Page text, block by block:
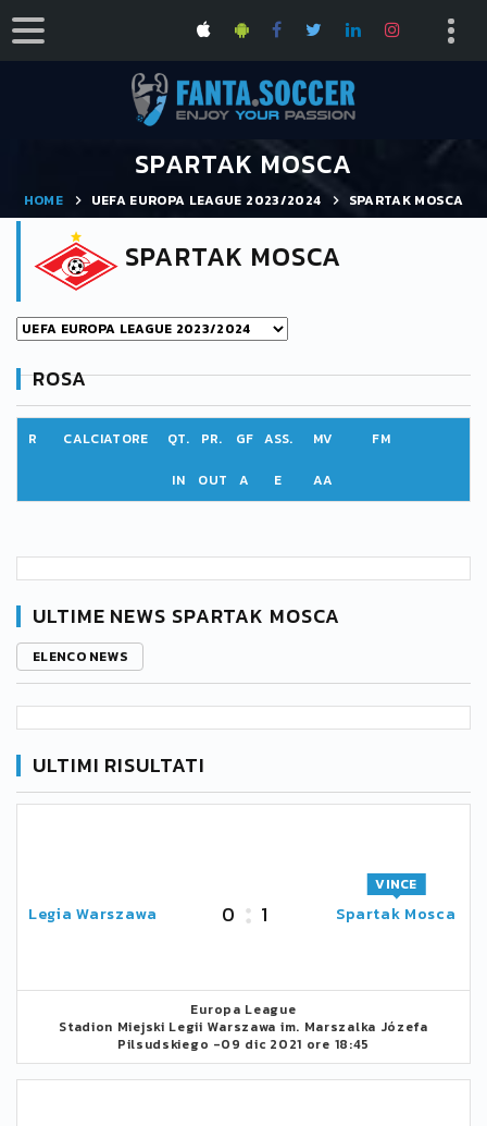
SPARTAK MOSCA
HOME UEFA EUROPA LEAGUE 2023/2024 SPARTAK MOSCA
SPARTAK MOSCA
ROSA
R CALCIATORE QT. PR. GF ASS. MV FM
IN OUT A E AA
ULTIME NEWS SPARTAK MOSCA
ELENCO NEWS
ULTIMI RISULTATI
Legia Warszawa 0 1 Spartak Mosca
VINCE
Europa League
Stadion Miejski Legii Warszawa im. Marszalka Józefa
Pilsudskiego -09 dic 2021 ore 18:45